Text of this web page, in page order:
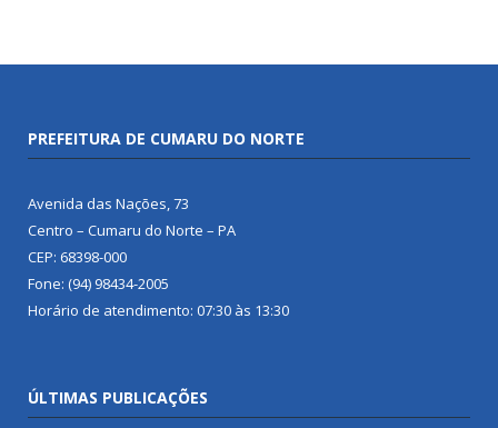
PREFEITURA DE CUMARU DO NORTE
Avenida das Nações, 73
Centro – Cumaru do Norte – PA
CEP: 68398-000
Fone: (94) 98434-2005
Horário de atendimento: 07:30 às 13:30
ÚLTIMAS PUBLICAÇÕES